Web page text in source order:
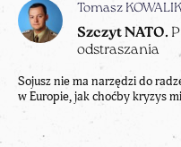
Tomasz
Szczyt NATO.
odstraszania
Sojusz nie ma narzędzi do
w Europie, jak choćby kryzys